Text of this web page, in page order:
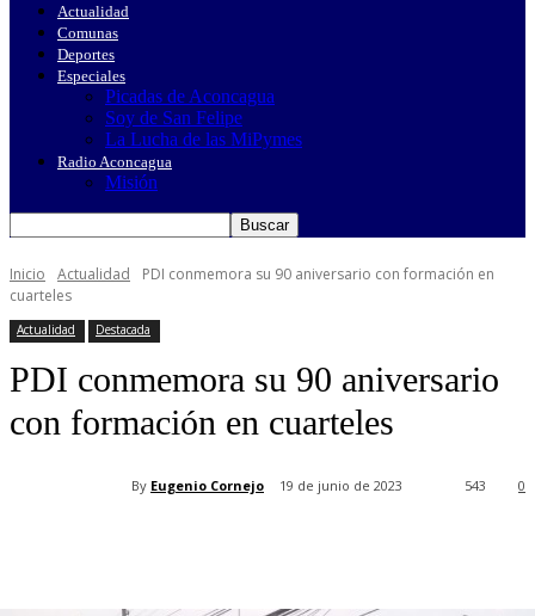
Actualidad
Comunas
Deportes
Especiales
Picadas de Aconcagua
Soy de San Felipe
La Lucha de las MiPymes
Radio Aconcagua
Misión
Inicio Actualidad
PDI conmemora su 90 aniversario con formación en
cuarteles
Actualidad Destacada
PDI conmemora su 90 aniversario
con formación en cuarteles
By Eugenio Cornejo 19 de junio de 2023 0
543